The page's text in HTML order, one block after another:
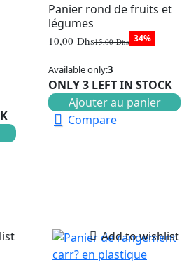
Panier rond de fruits et
légumes
15,00Dhs
Le
initial
était :
15,00 Dhs.
10,00 Dhs
Le
actuel
est :
10,00 Dhs.
34%
Available only:3
ONLY 3 LEFT IN STOCK
Ajouter au panier
Compare
Add to wishlist